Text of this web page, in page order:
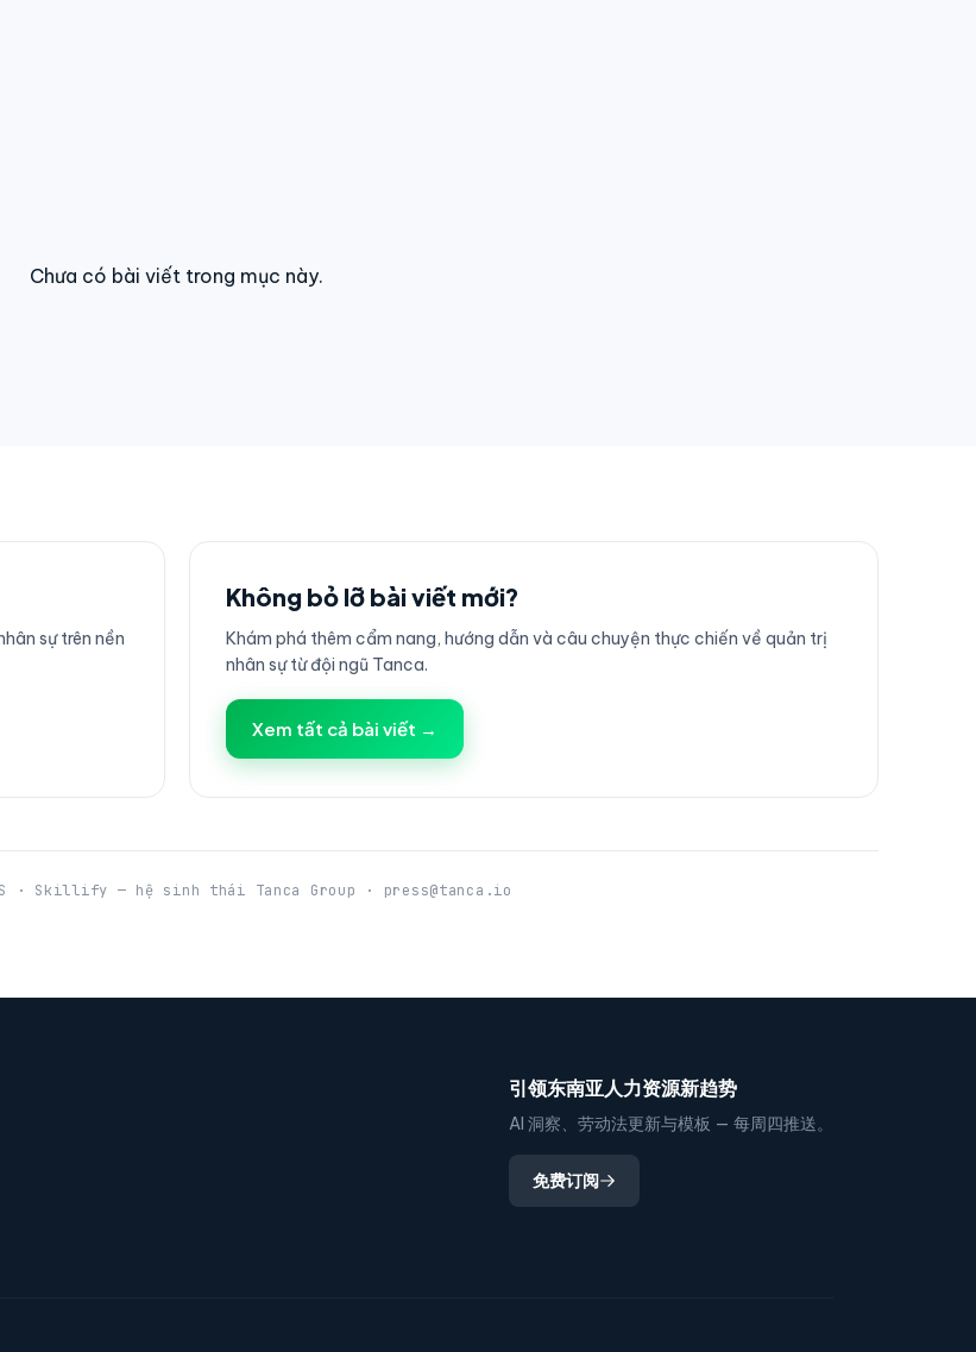
Chưa có bài viết trong mục này.
sự trên nền
Không bỏ lỡ bài viết mới?
Khám phá thêm cẩm nang, hướng dẫn và câu chuyện thực chiến về quản trị
nhân sự từ đội ngũ Tanca.
Xem tất cả bài viết →
· Skillify — hệ sinh thái Tanca Group · press@tanca.io
引领东南亚人力资源新趋势
AI 洞察、劳动法更新与模板 — 每周四推送。
免费订阅